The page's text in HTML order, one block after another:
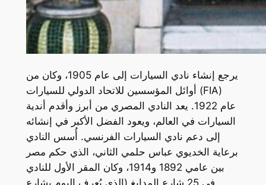
يرجع إنشاء نادي السيارات إلى عام 1905، وكان من
أوائل المؤسسين للاتحاد الدولي للسيارات (FIA)
عام 1922. يعد النادي المصري من أبرز وأقدم أندية
السيارات في العالم، ويعود الفضل الأكبر في إنشائه
إلى دعم نادي السيارات الفرنسي. أُسس النادي
برعاية الخديوي عباس حلمي الثاني، الذي حكم مصر
بين عامي 1892 و1914، وكان المقر الأول للنادي